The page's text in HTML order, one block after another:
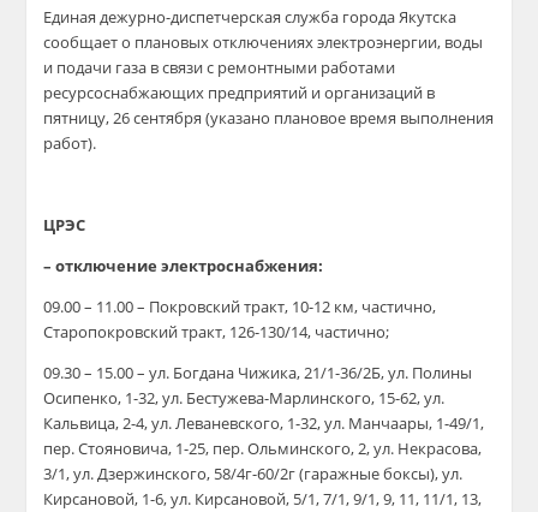
Единая дежурно-диспетчерская служба города Якутска
сообщает о плановых отключениях электроэнергии, воды
и подачи газа в связи с ремонтными работами
ресурсоснабжающих предприятий и организаций в
пятницу, 26 сентября (указано плановое время выполнения
работ).
ЦРЭС
– отключение электроснабжения:
09.00 – 11.00 – Покровский тракт, 10-12 км, частично,
Старопокровский тракт, 126-130/14, частично;
09.30 – 15.00 – ул. Богдана Чижика, 21/1-36/2Б, ул. Полины
Осипенко, 1-32, ул. Бестужева-Марлинского, 15-62, ул.
Кальвица, 2-4, ул. Леваневского, 1-32, ул. Манчаары, 1-49/1,
пер. Стояновича, 1-25, пер. Ольминского, 2, ул. Некрасова,
3/1, ул. Дзержинского, 58/4г-60/2г (гаражные боксы), ул.
Кирсановой, 1-6, ул. Кирсановой, 5/1, 7/1, 9/1, 9, 11, 11/1, 13,